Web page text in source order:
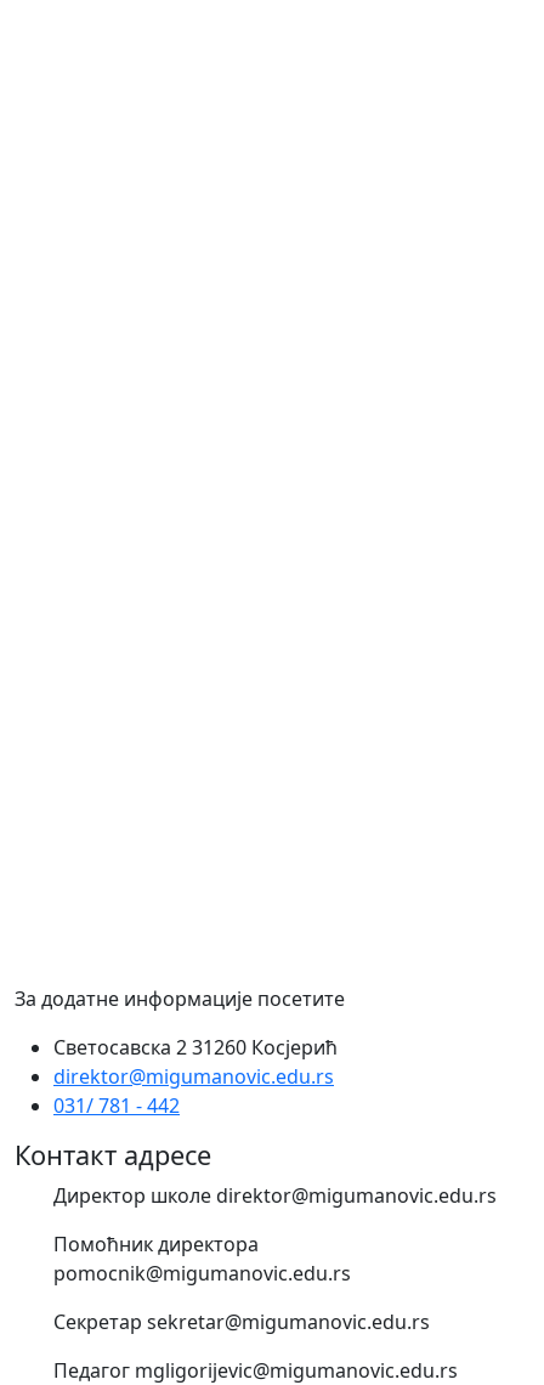
За додатне информације посетите
Светосавска 2 31260 Косјерић
direktor@migumanovic.edu.rs
031/ 781 - 442
Контакт адресе
Директор школе direktor@migumanovic.edu.rs
Помоћник директора
pomocnik@migumanovic.edu.rs
Секретар sekretar@migumanovic.edu.rs
Педагог mgligorijevic@migumanovic.edu.rs